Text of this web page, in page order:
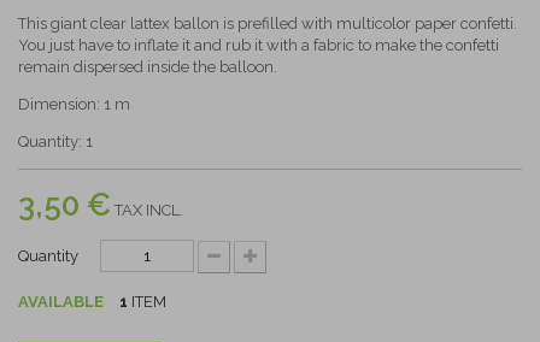
This giant clear lattex ballon is prefilled with multicolor paper confetti.
You just have to inflate it and rub it with a fabric to make the confetti
remain dispersed inside the balloon.
Dimension: 1 m
Quantity: 1
3,50 € TAX INCL.
Quantity
AVAILABLE 1 ITEM